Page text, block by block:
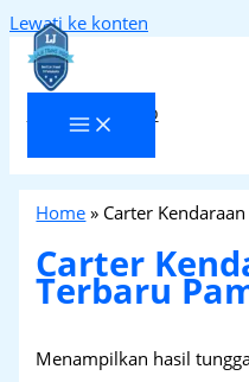
Lewati ke konten
Laja Transindo
Home » Carter
Carter
Terbaru
Menampilkan hasil